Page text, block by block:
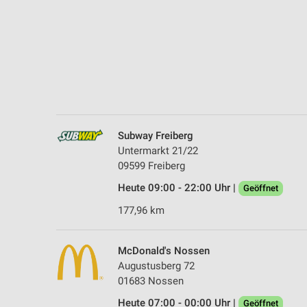
Subway Freiberg
Untermarkt 21/22
09599 Freiberg
Heute 09:00 - 22:00 Uhr |
Geöffnet
177,96 km
McDonald's Nossen
Augustusberg 72
01683 Nossen
Heute 07:00 - 00:00 Uhr |
Geöffnet
Verwendung genauer Standortdaten
Performance
Funktional